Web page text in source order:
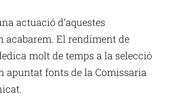
actuació d’aquestes
acabarem. El rendiment de
molt de temps a la selecció
apuntat fonts de la Comissaria